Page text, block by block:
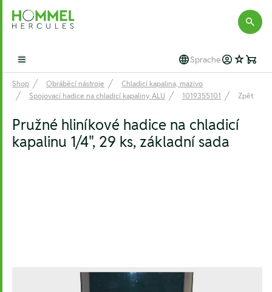
Hommel Hercules
Open main menu Sprache
Shop Obráběcí nástroje
Chladicí kapalina, mazivo
Spojovací hadice na chladicí kapaliny ALU
1019355101 Zpět
Pružné hliníkové hadice na chladicí
kapalinu 1/4", 29 ks, základní sada